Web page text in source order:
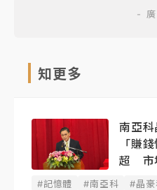
知更多
南亞科
「賺
超 市
#記憶體 #南亞科 #晶豪